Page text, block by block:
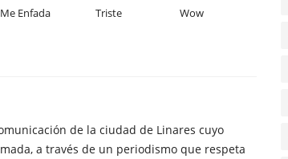
Me Enfada Triste Wow
de la ciudad de Linares cuyo
a través de un periodismo que respeta